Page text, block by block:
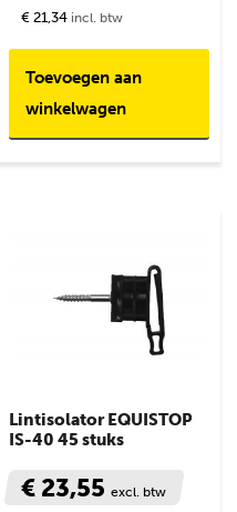
€ 21,34 incl. btw
Toevoegen aan
winkelwagen
Lintisolator EQUISTOP
IS-40 45 stuks
€ 23,55excl. btw